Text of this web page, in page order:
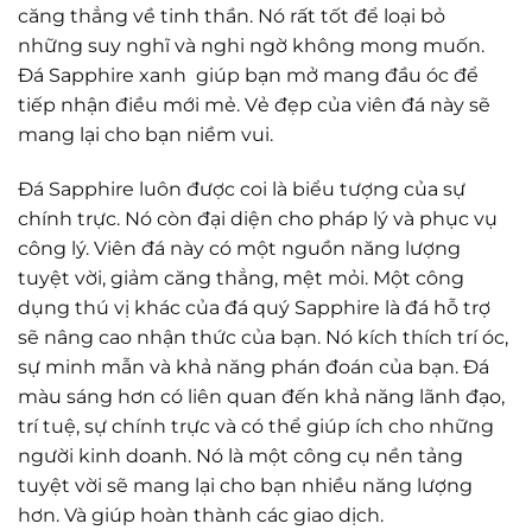
căng thẳng về tinh thần. Nó rất tốt để loại bỏ
những suy nghĩ và nghi ngờ không mong muốn.
Đá Sapphire xanh giúp bạn mở mang đầu óc để
tiếp nhận điều mới mẻ. Vẻ đẹp của viên đá này sẽ
mang lại cho bạn niềm vui.
Đá Sapphire luôn được coi là biểu tượng của sự
chính trực. Nó còn đại diện cho pháp lý và phục vụ
công lý. Viên đá này có một nguồn năng lượng
tuyệt vời, giảm căng thẳng, mệt mỏi. Một công
dụng thú vị khác của đá quý Sapphire là đá hỗ trợ
sẽ nâng cao nhận thức của bạn. Nó kích thích trí óc,
sự minh mẫn và khả năng phán đoán của bạn. Đá
màu sáng hơn có liên quan đến khả năng lãnh đạo,
trí tuệ, sự chính trực và có thể giúp ích cho những
người kinh doanh. Nó là một công cụ nền tảng
tuyệt vời sẽ mang lại cho bạn nhiều năng lượng
hơn. Và giúp hoàn thành các giao dịch.